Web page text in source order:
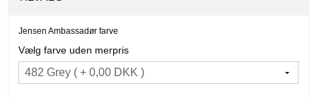
Jensen Ambassadør farve
Vælg farve uden merpris